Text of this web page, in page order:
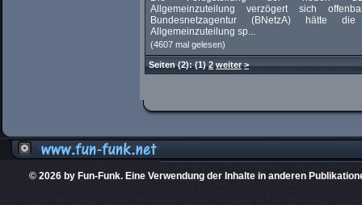
Allgemeinzuteilung verzögert sich
Bundesnetzagentur (BNetzA) hätte
Allgemeinzuteilung sp...
(4607 mal gelesen)
Seiten(2):(1) 2 weiter >
© 2026 by Fun-Funk. Eine Verwendung der Inhalte in anderen